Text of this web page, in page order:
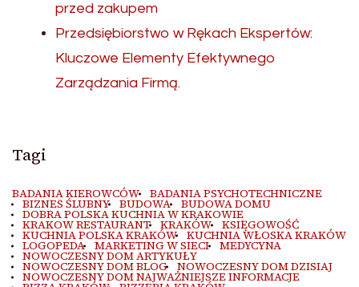
przed zakupem
Przedsiębiorstwo w Rękach Ekspertów:
Kluczowe Elementy Efektywnego
Zarządzania Firmą.
Tagi
BADANIA KIEROWCÓW BADANIA PSYCHOTECHNICZNE
BIZNES ŚLUBNY BUDOWA BUDOWA DOMU
DOBRA POLSKA KUCHNIA W KRAKOWIE
KRAKOW RESTAURANT KRAKÓW KSIĘGOWOŚĆ
KUCHNIA POLSKA KRAKÓW KUCHNIA WŁOSKA KRAKÓW
LOGOPEDA MARKETING W SIECI MEDYCYNA
NOWOCZESNY DOM ARTYKUŁY
NOWOCZESNY DOM BLOG NOWOCZESNY DOM DZISIAJ
NOWOCZESNY DOM NAJWAŻNIEJSZE INFORMACJE